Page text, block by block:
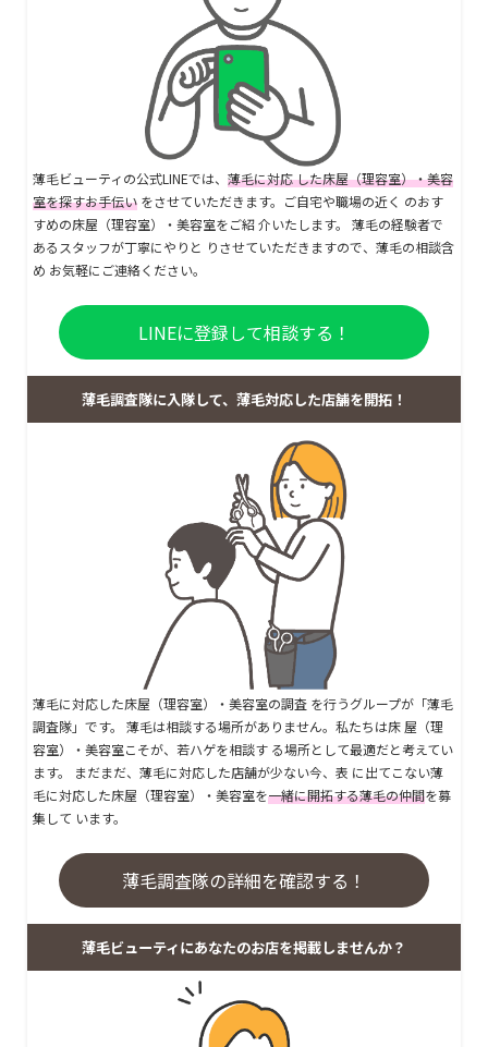
薄毛ビューティの公式LINEでは、 薄毛に対応 した床屋（理容室）・美容
室を探すお手伝い をさせていただきます。ご自宅や職場の近く のおす
すめの床屋（理容室）・美容室をご紹 介いたします。 薄毛の経験者で
あるスタッフが丁寧にやりと りさせていただきますので、薄毛の相談含
め お気軽にご連絡ください。
LINEに登録して相談する！
薄毛調査隊に入隊して、薄毛対応した店舗を開拓！
薄毛に対応した床屋（理容室）・美容室の調査 を行うグループが「薄毛
調査隊」です。 薄毛は相談する場所がありません。私たちは床 屋（理
容室）・美容室こそが、若ハゲを相談す る場所として最適だと考えてい
ます。 まだまだ、薄毛に対応した店舗が少ない今、表 に出てこない薄
毛に対応した床屋（理容室）・美容室を一緒に開拓する薄毛の仲間を募
集して います。
薄毛調査隊の詳細を確認する！
薄毛ビューティにあなたのお店を掲載しませんか？